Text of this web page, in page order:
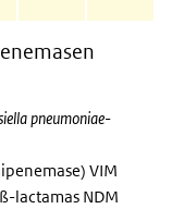
pneumoniae-
VIM
lactamas NDM